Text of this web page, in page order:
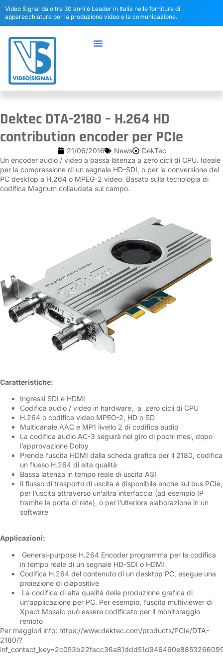
Video Signal da oltre 30 anni è Leader in Italia nelle forniture di
apparecchiature per la produzione video e la comunicazione.
Dektec DTA-2180 – H.264 HD
contribution encoder per PCIe
21/06/2016 News
DekTec
Un encoder audio / video a bassa latenza a zero cicli di CPU. Ideale
per la compressione di un segnale HD-SDI, o per la conversione del
PC desktop a H.264 o MPEG-2 video. Basato sulla tecnologia di
codifica Magnum collaudata sul campo.
Caratteristiche:
Ingressi SDI e HDMI
Codifica audio / video in hardware, a zero cicli di CPU
H.264 o codifica video MPEG-2, HD o SD
Multicanale AAC e MP1 livello 2 di codifica audio
La codifica audio AC-3 seguirà nel giro di pochi mesi, dopo
l’approvazione Dolby
Prende l’uscita HDMI dalla scheda grafica per il 2180, codifica
un flusso H.264 di alta qualità
Bassa latenza in tempo reale di uscita ASI
Il flusso di trasporto di uscita è disponibile anche sul bus PCIe,
per l’uscita attraverso un’altra interfaccia (ad esempio IP
tramite la porta di rete), o per l’ulteriore elaborazione in un
software
Applicazioni:
General-purpose H.264 Encoder programma per la codifica
in tempo reale di un segnale HD-SDI o HDMI
Codifica H.264 del contenuto di un desktop PC, esegue una
proiezione di diapositive
La codifica di alta qualità della produzione grafica di
un’applicazione per PC. Per esempio, l’uscita multiviewer di
Xpect Mosaic può essere codificato per il monitoraggio
remoto
Per maggiori info: https://www.dektec.com/products/PCIe/DTA-
2180/?